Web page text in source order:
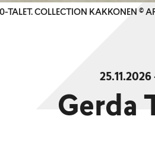
TALET. COLLECTION KAKKONEN ©
25.11.2026
Gerda